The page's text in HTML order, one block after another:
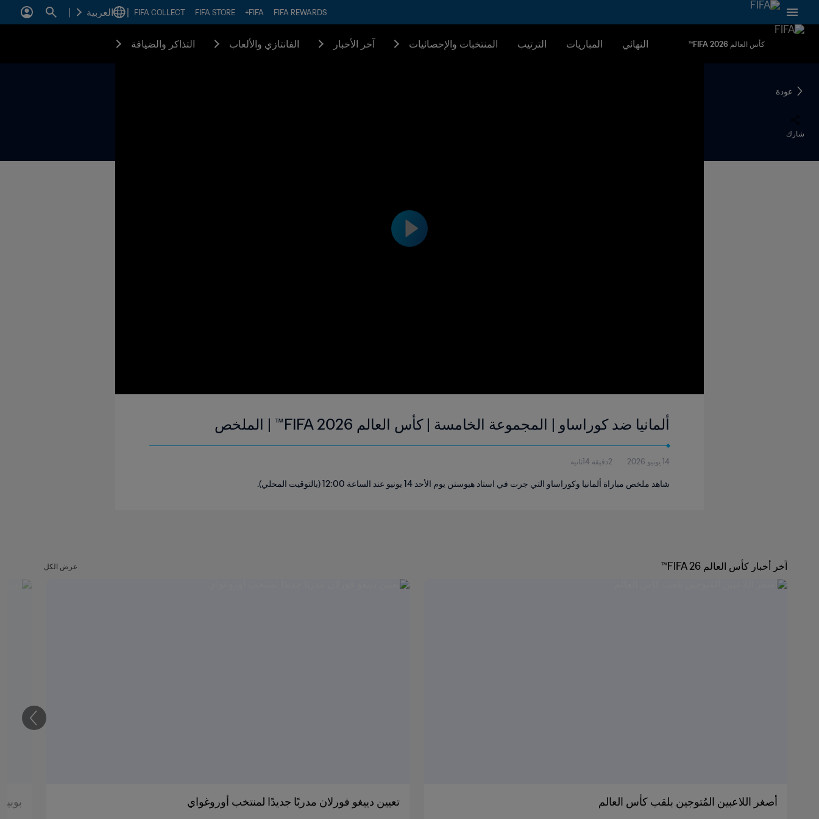
FIFA REWARDS
FIFA+
FIFA STORE
FIFA COLLECT العربية
كأس العالم FIFA 2026™ النهائي المباريات الترتيب المنتخبات والإحصائيات آخر الأخبار الفانتازي والألعاب التذاكر والضيافة
عودة
شارك
ألمانيا ضد كوراساو | المجموعة الخامسة | كأس العالم FIFA 2026™ | الملخص
14 يونيو 2026 2دقيقة 14ثانية
شاهد ملخص مباراة ألمانيا وكوراساو التي جرت في استاد هيوستن يوم الأحد 14 يونيو عند الساعة 12:00 (بالتوقيت المحلي).
آخر أخبار كأس العالم FIFA 26™ عرض الكل
أصغر اللاعبين المُتوجين بلقب كأس العالم تعيين دييغو فورلان مدربًا جديدًا لمنتخب أوروغواي
التالي